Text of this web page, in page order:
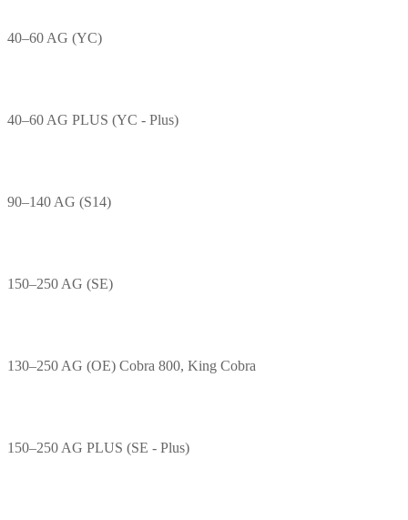
40–60 AG (YC)
40–60 AG PLUS (YC - Plus)
90–140 AG (S14)
150–250 AG (SE)
130–250 AG (OE) Cobra 800, King Cobra
150–250 AG PLUS (SE - Plus)